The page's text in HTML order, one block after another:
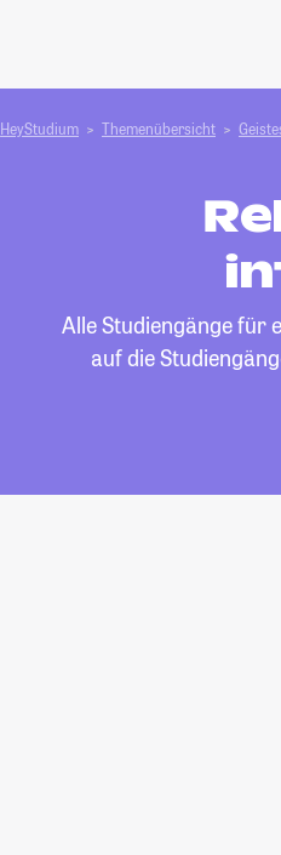
HeyStudium Themenübersicht
Alle Studiengänge für
auf die